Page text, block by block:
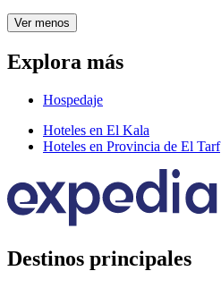
Ver menos
Explora más
Hospedaje
Hoteles en El Kala
Hoteles en Provincia de El Tarf
Destinos principales